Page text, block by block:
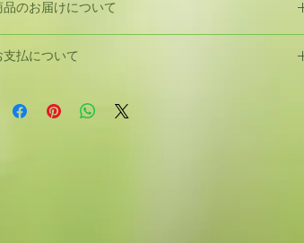
ておりません。但し、当ショップの都合による商品不
品、破損の場合、商品到着7日以内に当ショップまで
連絡ください。ご連絡後、送料は当ショップの負担で
品のお届けについて
入金確認後、１週間以内のお届けをいたします。
注文確定後、１週間以内のお届けをいたします。商品
達時にお支払い下さい。
支払について
済があります。クレジットカード決済はVisa、